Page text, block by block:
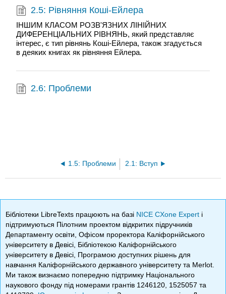
2.5: Рівняння Коші-Ейлера
ІНШИМ КЛАСОМ РОЗВ'ЯЗНИХ ЛІНІЙНИХ
ДИФЕРЕНЦІАЛЬНИХ РІВНЯНЬ, який представляє
інтерес, є тип рівнянь Коші-Ейлера, також згадується
в деяких книгах як рівняння Ейлера.
2.6: Проблеми
1.5: Проблеми 2.1: Вступ
Бібліотеки LibreTexts працюють на базі NICE CXone Expert і
підтримуються Пілотним проектом відкритих підручників
Департаменту освіти, Офісом проректора Каліфорнійського
університету в Девісі, Бібліотекою Каліфорнійського
університету в Девісі, Програмою доступних рішень для
навчання Каліфорнійського державного університету та Merlot.
Ми також визнаємо попередню підтримку Національного
наукового фонду під номерами грантів 1246120, 1525057 та